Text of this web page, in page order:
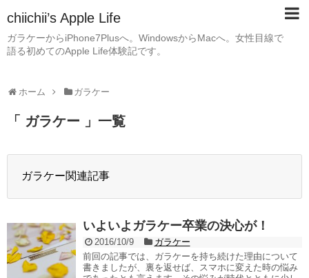
chiichii’s Apple Life
ガラケーからiPhone7Plusへ。WindowsからMacへ。女性目線で
語る初めてのApple Life体験記です。
ホーム ガラケー
「 ガラケー 」一覧
ガラケー関連記事
いよいよガラケー卒業の決心が！
2016/10/9
ガラケー
前回の記事では、ガラケーを持ち続けた理由について
書きましたが、裏を返せば、スマホに変えた時の悩み